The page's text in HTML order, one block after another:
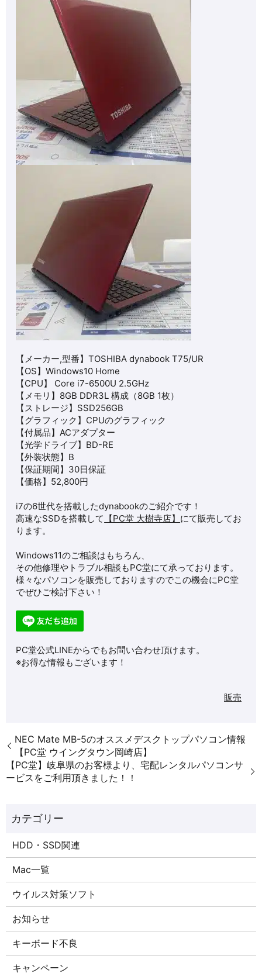
【メーカー,型番】TOSHIBA dynabook T75/UR
【OS】Windows10 Home
【CPU】 Core i7-6500U 2.5GHz
【メモリ】8GB DDR3L構成（8GB 1枚）
【ストレージ】 SSD256GB
【グラフィック】CPUのグラフィック
【付属品】ACアダプター
【光学ドライブ】BD-RE
【外装状態】B
【保証期間】30日保証
【価格】52,800円
i7の6世代を搭載したdynabookのご紹介です！
高速なSSDを搭載して 【PC堂 大樹寺店】 にて販売してお
ります。
Windows11のご相談はもちろん、
その他修理やトラブル相談もPC堂にて承っております。
様々なパソコンを販売しておりますのでこの機会にPC堂
でぜひご検討下さい！
PC堂公式LINEからでもお問い合わせ頂けます。
※お得な情報もございます！
販売
NEC Mate MB-5のオススメデスクトップパソコン情報
【PC堂 ウイングタウン岡崎店】
【PC堂】岐阜県のお客様より、宅配レンタルパソコンサ
ービスをご利用頂きました！！
HDD・SSD関連
Mac一覧
ウイルス対策ソフト
お知らせ
キーボード不良
キャンペーン